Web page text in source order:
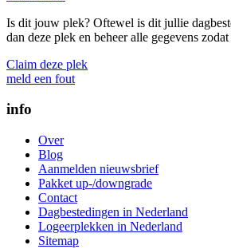
Is dit jouw plek? Oftewel is dit jullie
dan deze plek en beheer alle gegevens
Claim deze plek
meld een fout
info
Over
Blog
Aanmelden nieuwsbrief
Pakket up-/downgrade
Contact
Dagbestedingen in Nederland
Logeerplekken in Nederland
Sitemap